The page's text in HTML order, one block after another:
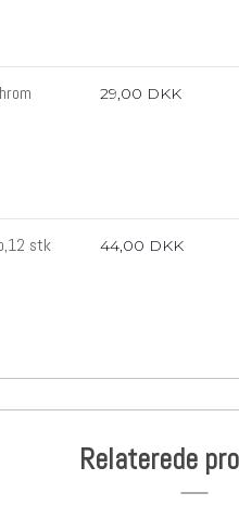
29,00 DKK
stk 44,00 DKK
Relaterede